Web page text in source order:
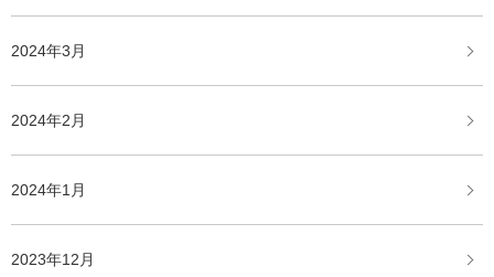
2024年3月
2024年2月
2024年1月
2023年12月